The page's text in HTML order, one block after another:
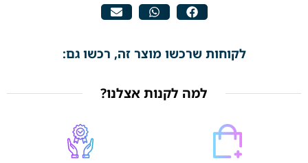
לקוחות שרכשו מוצר זה, רכשו גם:
למה לקנות אצלנו?